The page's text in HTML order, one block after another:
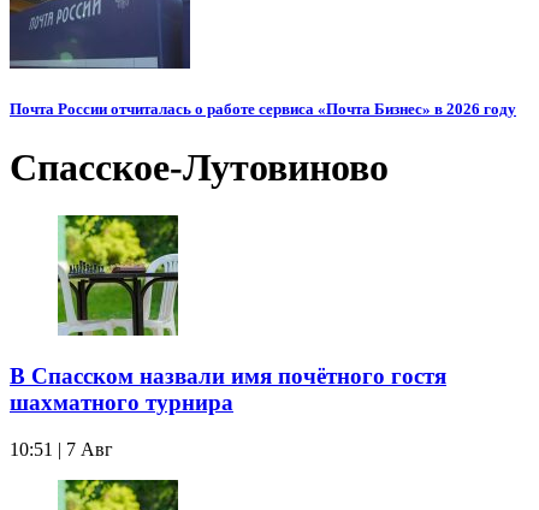
Почта России отчиталась о работе сервиса «Почта Бизнес» в 2026 году
Спасское-Лутовиново
В Спасском назвали имя почётного гостя
шахматного турнира
10:51 | 7 Авг